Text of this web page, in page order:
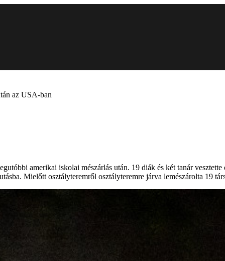
az USA-ban
amerikai iskolai mészárlás után. 19 diák és két tanár
Mielőtt osztályteremről osztályteremre járva lemészárolta 19